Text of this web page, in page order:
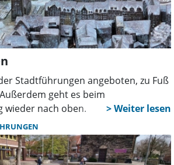
Stadtführungen angeboten, zu Fuß
geht es beim
wieder nach oben.